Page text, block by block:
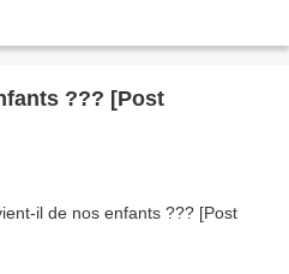
??? [Post